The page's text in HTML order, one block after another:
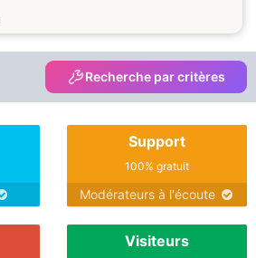
Recherche par critères
Support
100% gratuit
Modérateurs à l'écoute
Visiteurs